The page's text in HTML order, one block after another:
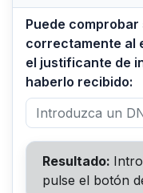
Puede
correctamente al
el justificante de
haberlo recibido:
Resultado:
pulse el botón